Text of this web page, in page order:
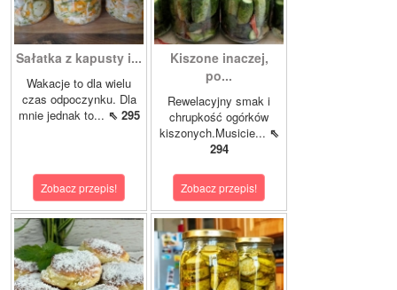
Sałatka z kapusty i...
Wakacje to dla wielu
czas odpoczynku. Dla
mnie jednak to... ⇖ 295
Zobacz przepis!
Kiszone inaczej,
po...
Rewelacyjny smak i
chrupkość ogórków
kiszonych.Musicie... ⇖
294
Zobacz przepis!